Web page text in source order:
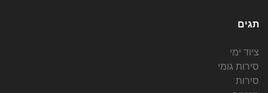
תגים
ציוד ימי
סירות גומי
סירות